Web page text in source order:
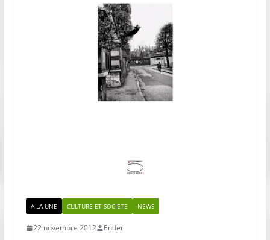
A LA UNE CULTURE ET SOCIETE NEWS
22 novembre 2012 Ender